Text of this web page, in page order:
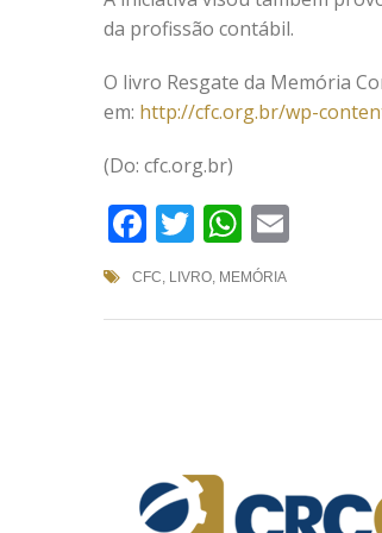
da profissão contábil.
O livro Resgate da Memória
em: http://cfc.org.br/wp-
(Do: cfc.org.br)
Facebook
Twitter
CFC, LIVRO, MEMÓRIA